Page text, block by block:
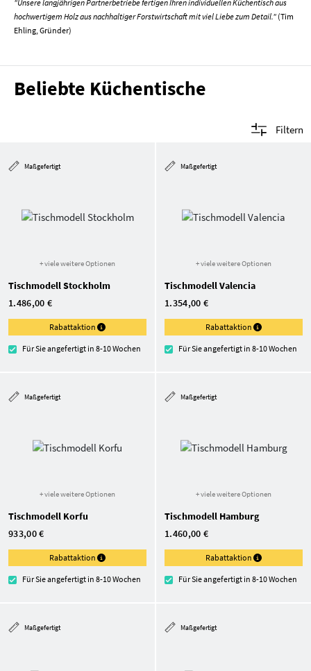
"Unsere langjährigen Partnerbetriebe fertigen Ihren individuellen Küchentisch aus
hochwertigem Holz aus nachhaltiger Forstwirtschaft mit viel Liebe zum Detail." (Tim
Ehling, Gründer)
Beliebte Küchentische
Filtern
Maßgefertigt
+ viele weitere Optionen
Tischmodell Stockholm
1.486,00 €
Rabattaktion
Für Sie angefertigt in 8-10 Wochen
Maßgefertigt
+ viele weitere Optionen
Tischmodell Valencia
1.354,00 €
Rabattaktion
Für Sie angefertigt in 8-10 Wochen
Maßgefertigt
+ viele weitere Optionen
Tischmodell Korfu
933,00 €
Rabattaktion
Für Sie angefertigt in 8-10 Wochen
Maßgefertigt
+ viele weitere Optionen
Tischmodell Hamburg
1.460,00 €
Rabattaktion
Für Sie angefertigt in 8-10 Wochen
Maßgefertigt Maßgefertigt